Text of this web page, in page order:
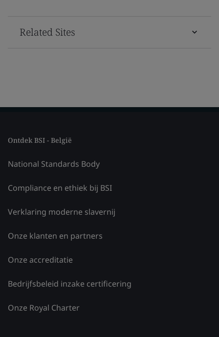
Related Sites
Ontdek BSI - België
National Standards Body
Compliance en ethiek bij BSI
Verklaring moderne slavernij
Onze klanten en partners
Onze accreditatie
Bedrijfsbeleid inzake certificering
Onze Royal Charter